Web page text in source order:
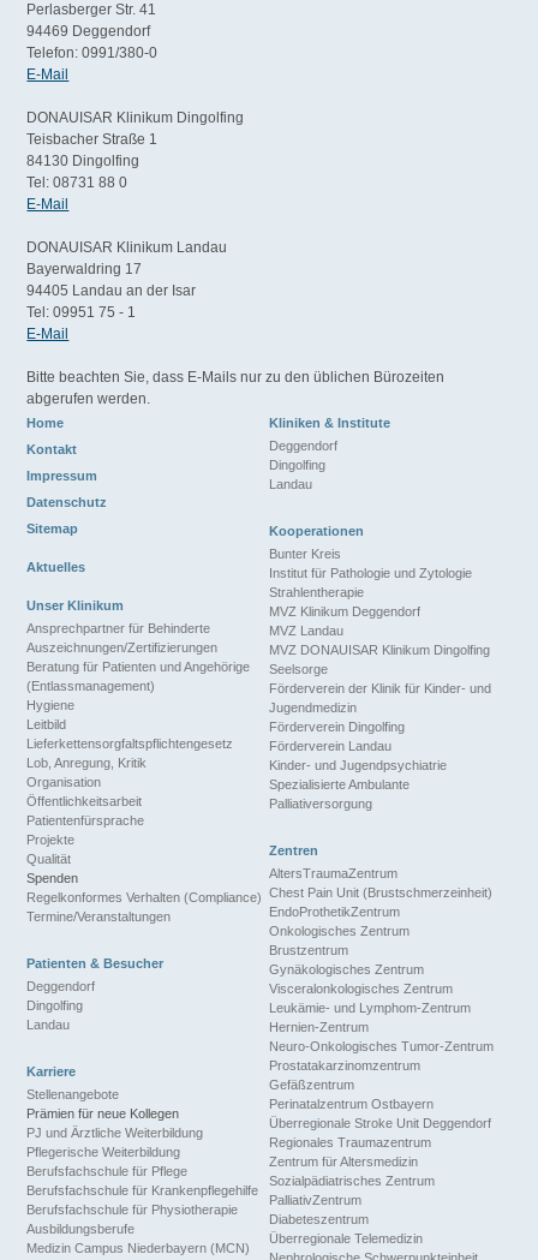
Perlasberger Str. 41
94469 Deggendorf
Telefon: 0991/380-0
E-Mail
DONAUISAR Klinikum Dingolfing
Teisbacher Straße 1
84130 Dingolfing
Tel: 08731 88 0
E-Mail
DONAUISAR Klinikum Landau
Bayerwaldring 17
94405 Landau an der Isar
Tel: 09951 75 - 1
E-Mail
Bitte beachten Sie, dass E-Mails nur zu den üblichen Bürozeiten
abgerufen werden.
Home
Kontakt
Impressum
Datenschutz
Sitemap
Aktuelles
Unser Klinikum
Ansprechpartner für Behinderte
Auszeichnungen/Zertifizierungen
Beratung für Patienten und Angehörige
(Entlassmanagement)
Hygiene
Leitbild
Lieferkettensorgfaltspflichtengesetz
Lob, Anregung, Kritik
Organisation
Öffentlichkeitsarbeit
Patientenfürsprache
Projekte
Qualität
Spenden
Regelkonformes Verhalten (Compliance)
Termine/Veranstaltungen
Kliniken & Institute
Deggendorf
Dingolfing
Landau
Kooperationen
Bunter Kreis
Institut für Pathologie und Zytologie
Strahlentherapie
MVZ Klinikum Deggendorf
MVZ Landau
MVZ DONAUISAR Klinikum Dingolfing
Seelsorge
Förderverein der Klinik für Kinder- und
Jugendmedizin
Förderverein Dingolfing
Förderverein Landau
Kinder- und Jugendpsychiatrie
Spezialisierte Ambulante
Palliativersorgung
Zentren
AltersTraumaZentrum
Chest Pain Unit (Brustschmerzeinheit)
EndoProthetikZentrum
Onkologisches Zentrum
Brustzentrum
Gynäkologisches Zentrum
Visceralonkologisches Zentrum
Leukämie- und Lymphom-Zentrum
Hernien-Zentrum
Neuro-Onkologisches Tumor-Zentrum
Prostatakarzinomzentrum
Gefäßzentrum
Perinatalzentrum Ostbayern
Überregionale Stroke Unit Deggendorf
Regionales Traumazentrum
Zentrum für Altersmedizin
Sozialpädiatrisches Zentrum
PalliativZentrum
Diabeteszentrum
Überregionale Telemedizin
Patienten & Besucher
Deggendorf
Dingolfing
Landau
Karriere
Stellenangebote
Prämien für neue Kollegen
PJ und Ärztliche Weiterbildung
Pflegerische Weiterbildung
Berufsfachschule für Pflege
Berufsfachschule für Krankenpflegehilfe
Berufsfachschule für Physiotherapie
Ausbildungsberufe
Medizin Campus Niederbayern (MCN)